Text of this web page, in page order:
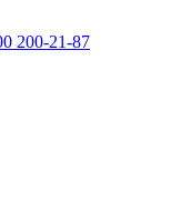
200-21-87